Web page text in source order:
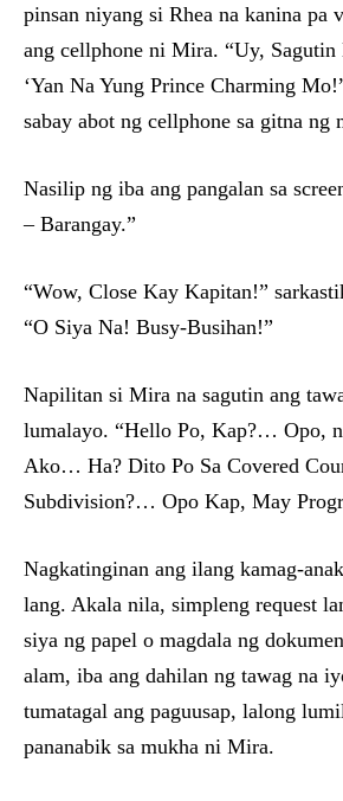
pinsan niyang si Rhea na kanina pa
ang cellphone ni Mira. “Uy,
‘Yan Na Yung Prince Charming
sabay abot ng cellphone sa gitna ng
Nasilip ng iba ang pangalan sa
– Barangay.”
“Wow, Close Kay Kapitan!”
“O Siya Na! Busy-Busihan!”
Napilitan si Mira na sagutin ang
lumalayo. “Hello Po, Kap?… Opo,
Ako… Ha? Dito Po Sa Covered
Subdivision?… Opo Kap, May
Nagkatinginan ang ilang kamag-
lang. Akala nila, simpleng request
siya ng papel o magdala ng
alam, iba ang dahilan ng tawag na
tumatagal ang paguusap, lalong
pananabik sa mukha ni Mira.